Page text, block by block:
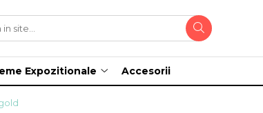
Expozitionale Accesorii